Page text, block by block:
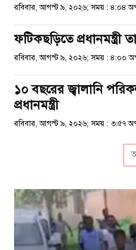
রবিবার, আগস্ট ৯, ২০২৬; সময় : ৪:০৪
ফটিকছড়িতে প্রধানমন্ত্রী
রবিবার, আগস্ট ৯, ২০২৬; সময় : ৪:০০
১০ বছরের জ্বালানি
প্রধানমন্ত্রী
রবিবার, আগস্ট ৯, ২০২৬; সময় : ৩:৫৭